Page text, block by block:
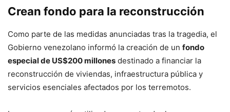
Crean fondo para la reconstrucción
Como parte de las medidas anunciadas tras la tragedia, el
Gobierno venezolano informó la creación de un fondo
especial de US$200 millones destinado a financiar la
reconstrucción de viviendas, infraestructura pública y
servicios esenciales afectados por los terremotos.